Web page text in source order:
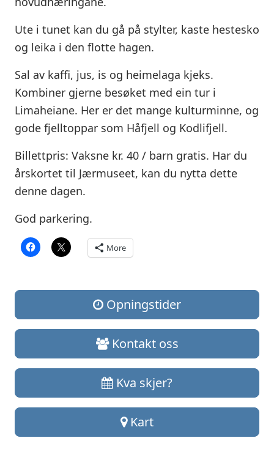
Ute i tunet kan du gå på stylter, kaste hestesko
og leika i den flotte hagen.
Sal av kaffi, jus, is og heimelaga kjeks.
Kombiner gjerne besøket med ein tur i
Limaheiane. Her er det mange kulturminne, og
gode fjelltoppar som Håfjell og Kodlifjell.
Billettpris: Vaksne kr. 40 / barn gratis. Har du
årskortet til Jærmuseet, kan du nytta dette
denne dagen.
God parkering.
More
Opningstider
Kontakt oss
Kva skjer?
Kart